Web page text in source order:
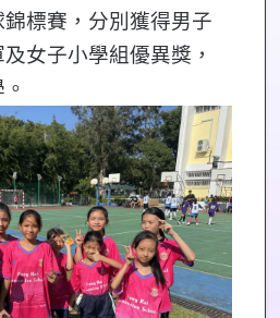
標賽，分別獲得男子
女子小學組優異獎，